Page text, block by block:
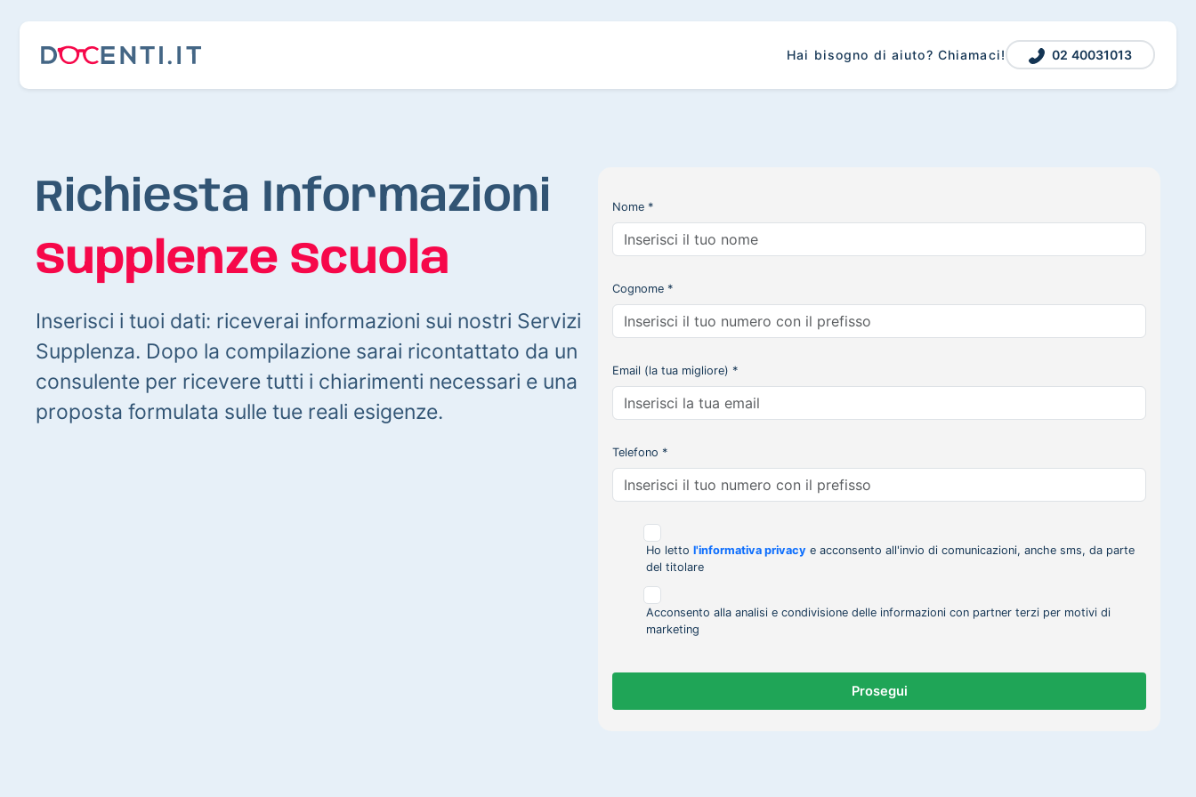
Hai bisogno di aiuto? Chiamaci! 02 40031013
Richiesta Informazioni
Supplenze Scuola
Inserisci i tuoi dati: riceverai informazioni sui nostri Servizi
Supplenza. Dopo la compilazione sarai ricontattato da un
consulente per ricevere tutti i chiarimenti necessari e una
proposta formulata sulle tue reali esigenze.
Nome *
Cognome *
Email (la tua migliore) *
Telefono *
Ho letto l'informativa privacy e acconsento all'invio di comunicazioni, anche sms, da parte
del titolare
Acconsento alla analisi e condivisione delle informazioni con partner terzi per motivi di
marketing